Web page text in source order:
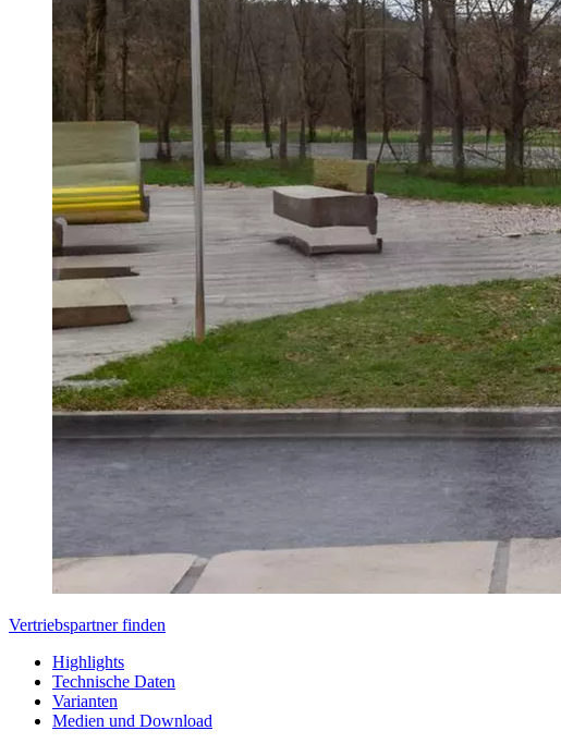
Vertriebspartner finden
Highlights
Technische Daten
Varianten
Medien und Download